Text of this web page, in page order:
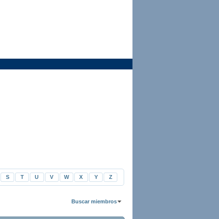
S T U V W X Y Z
Buscar miembros